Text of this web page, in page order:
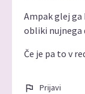
Ampak glej ga
obliki
Če je pa to v
Prijavi